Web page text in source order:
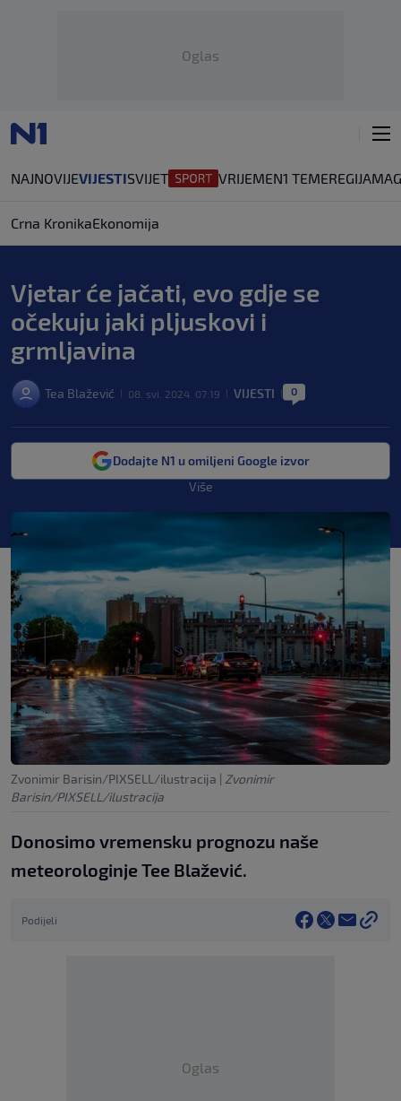
Oglas
NAJNOVIJEVIJESTISVIJET VRIJEMEN1 TEMEREGIJA
Crna KronikaEkonomija
Vjetar će jačati, evo gdje se
očekuju jaki pljuskovi i
grmljavina
Tea Blažević 08. svi. 2024. 07:19 VIJESTI 0
Dodajte N1 u omiljeni Google izvor
Više
Zvonimir Barisin/PIXSELL/ilustracija | Zvonimir
Barisin/PIXSELL/ilustracija
Donosimo vremensku prognozu naše
meteorologinje Tee Blažević.
Podijeli
Oglas